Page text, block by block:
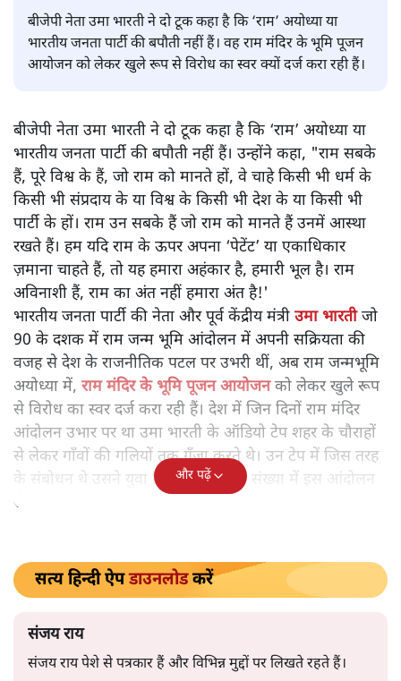
संजय राय
बीजेपी नेता उमा भारती ने दो टूक कहा है कि ‘राम’ अयोध्या या
भारतीय जनता पार्टी की बपौती नहीं हैं। वह राम मंदिर के भूमि पूजन
आयोजन को लेकर खुले रूप से विरोध का स्वर क्यों दर्ज करा रही हैं।
बीजेपी नेता उमा भारती ने दो टूक कहा है कि ‘राम’ अयोध्या या
भारतीय जनता पार्टी की बपौती नहीं हैं। उन्होंने कहा, "राम सबके
हैं, पूरे विश्व के हैं, जो राम को मानते हों, वे चाहे किसी भी धर्म के
किसी भी संप्रदाय के या विश्व के किसी भी देश के या किसी भी
पार्टी के हों। राम उन सबके हैं जो राम को मानते हैं उनमें आस्था
रखते हैं। हम यदि राम के ऊपर अपना ‘पेटेंट’ या एकाधिकार
भारतीय जनता पार्टी की नेता और पूर्व केंद्रीय मंत्रीउमा भारतीजो
90 के दशक में राम जन्म भूमि आंदोलन में अपनी सक्रियता की
अयोध्या में,राम मंदिर के भूमि पूजन आयोजन
से विरोध का स्वर दर्ज करा रही हैं। देश में जिन दिनों राम मंदिर